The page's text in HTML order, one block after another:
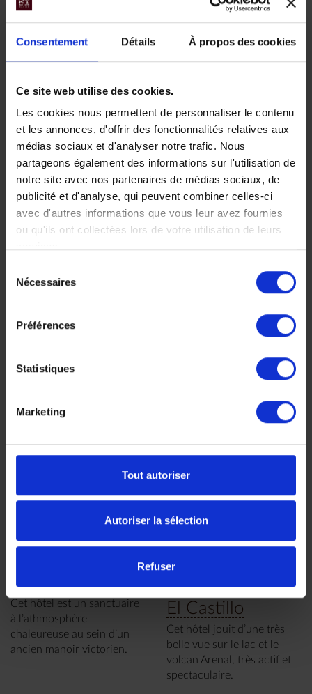
Consentement Détails À propos des cookies
Ce site web utilise des cookies.
Les cookies nous permettent de personnaliser le contenu
et les annonces, d'offrir des fonctionnalités relatives aux
médias sociaux et d'analyser notre trafic. Nous
partageons également des informations sur l'utilisation de
notre site avec nos partenaires de médias sociaux, de
publicité et d'analyse, qui peuvent combiner celles-ci
avec d'autres informations que vous leur avez fournies
ou qu'ils ont collectées lors de votre utilisation de leurs
Nécessaires
Préférences
Statistiques
Marketing
Tout autoriser
Autoriser la sélection
Refuser
d'Osa
Cet hôtel est situé sur une
de la plage.
Niché au cœur du parc
idéal pour découvrir les
richesses de la forêt
éco-responsable située
Miravalles.
Guachipelín -
Parc national
Rincón de la
Cet écolodge vous accueille
dans la plus pure tradition
des ranchers du Costa Rica.
Oro - San José
Cet hôtel est un sanctuaire
à l’athmosphère
chaleureuse au sein d’un
ancien manoir victorien.
Volcán Arenal -
El Castillo
Cet hôtel jouit d’une très
belle vue sur le lac et le
volcan Arenal, très actif et
spectaculaire.